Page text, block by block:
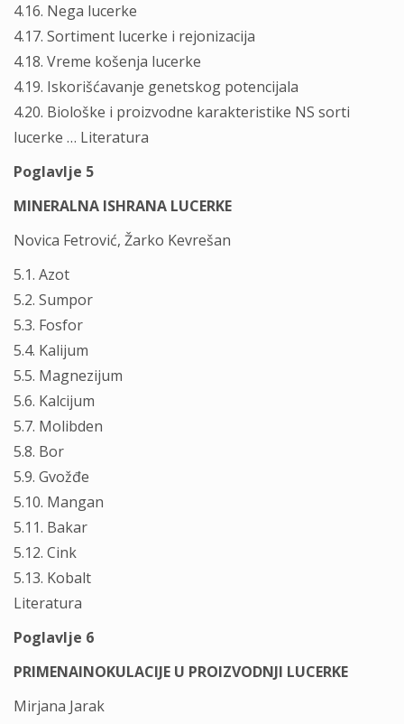
4.16. Nega lucerke
4.17. Sortiment lucerke i rejonizacija
4.18. Vreme košenja lucerke
4.19. Iskorišćavanje genetskog potencijala
4.20. Biološke i proizvodne karakteristike NS sorti
lucerke … Literatura
Poglavlje 5
MINERALNA ISHRANA LUCERKE
Novica Fetrović, Žarko Kevrešan
5.1. Azot
5.2. Sumpor
5.3. Fosfor
5.4. Kalijum
5.5. Magnezijum
5.6. Kalcijum
5.7. Molibden
5.8. Bor
5.9. Gvožđe
5.10. Mangan
5.11. Bakar
5.12. Cink
5.13. Kobalt
Literatura
Poglavlje 6
PRIMENAINOKULACIJE U PROIZVODNJI LUCERKE
Mirjana Jarak